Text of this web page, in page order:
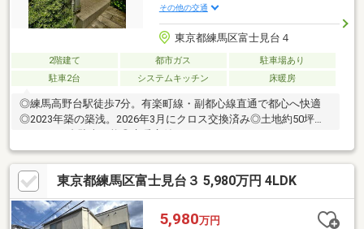
その他の交通
東京都練馬区富士見台４
2階建て 都市ガス
駐車場あり
駐車2台
システムキッチン 床暖房
◎練馬高野台駅徒歩7分。有楽町線・副都心線直通で都心へ快適
◎2023年築の築浅。2026年3月にクロス交換済み◎土地約50坪の
ゆとり。2台駐車可能◎床暖房付LDKやアトリエ、パントリーなど
充実の機能美◎長期優良住宅認定。耐震性や省エネ性に優れた安
心の住まい♪現地内覧予約受付中です♪見学をご希望の方は『見学
予約をする』ボタンから事前にご予約ください。【資料請求】は
上記ボタンよりお進みください。電話からは⇒TEL0120-002-
237【通話料無料】♪ご案内時間の目安になります♪□現地／物件見
東京都練馬区富士見台３ 5,980万円 4LDK
5,980万円